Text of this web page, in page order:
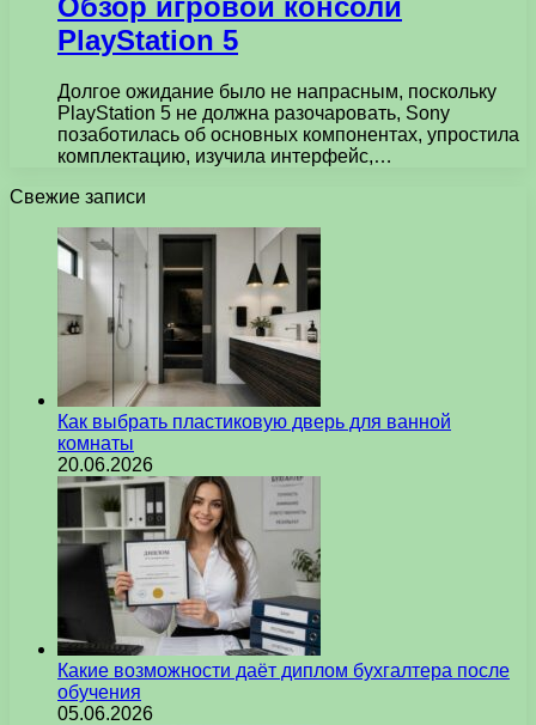
PlayStation 5
Долгое ожидание было не напрасным, поскольку
PlayStation 5 не должна разочаровать, Sony
позаботилась об основных компонентах, упростила
комплектацию, изучила интерфейс,…
Свежие записи
Как выбрать пластиковую дверь для ванной
комнаты
20.06.2026
Какие возможности даёт диплом бухгалтера после
обучения
05.06.2026